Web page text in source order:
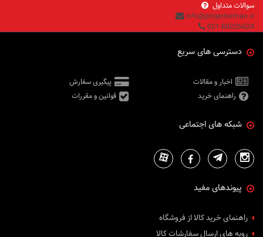
سوالات متداول
info@projectorman.ir
021-88226624
دسترسی های سریع
اخبار و مقالات
پیگیری سفارش
راهنمای خرید
قوانین و مقررات
شبکه های اجتماعی
پیوندهای مفید
راهنمای خرید کالا از فروشگاه
رویه های ارسال سفارشات کالا